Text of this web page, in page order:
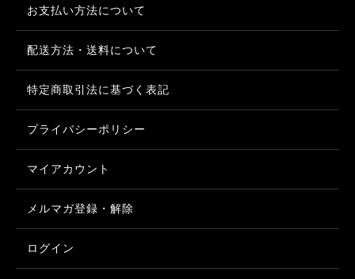
お支払い方法について
配送方法・送料について
特定商取引法に基づく表記
プライバシーポリシー
マイアカウント
メルマガ登録・解除
ログイン